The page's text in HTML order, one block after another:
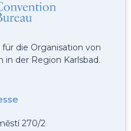
die Organisation von
in der Region Karlsbad.
270/2